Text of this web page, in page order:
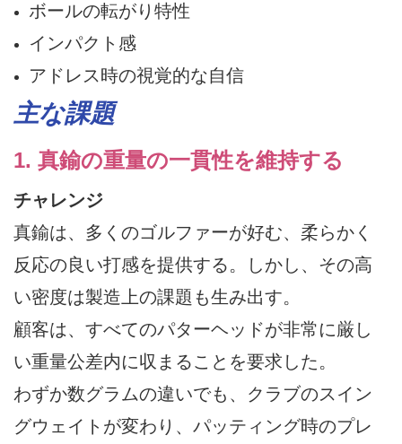
ボールの転がり特性
インパクト感
アドレス時の視覚的な自信
主な課題
1. 真鍮の重量の一貫性を維持する
チャレンジ
真鍮は、多くのゴルファーが好む、柔らかく
反応の良い打感を提供する。しかし、その高
い密度は製造上の課題も生み出す。
顧客は、すべてのパターヘッドが非常に厳し
い重量公差内に収まることを要求した。
わずか数グラムの違いでも、クラブのスイン
グウェイトが変わり、パッティング時のプレ